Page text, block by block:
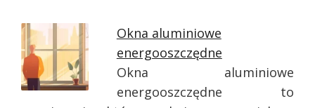
Okna aluminiowe
energooszczędne
Okna aluminiowe
energooszczędne to